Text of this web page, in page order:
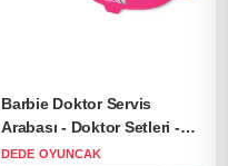
Barbie Doktor Servis
Arabası - Doktor Setleri -
Doktor Oyuncak Seti
DEDE OYUNCAK